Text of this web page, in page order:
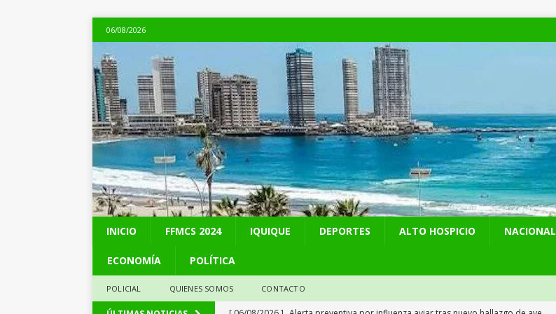
06/08/2026
INICIO FFMCS 2024 IQUIQUE DEPORTES ALTO HOSPICIO NACIONAL
ECONOMÍA POLÍTICA
POLICIAL QUIENES SOMOS CONTACTO